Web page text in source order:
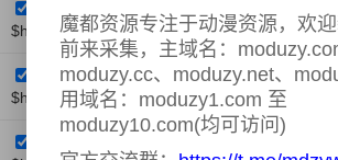
第03集
$https://play.modujx11.com/20260505/
第04集
$https://play.modujx11.com/20260505/
魔都资源专注于动漫资源，欢
前来采集，主域名：
moduzy.cc、moduzy.net、
用域名：moduzy1.com 至
moduzy10.com(均可访问)